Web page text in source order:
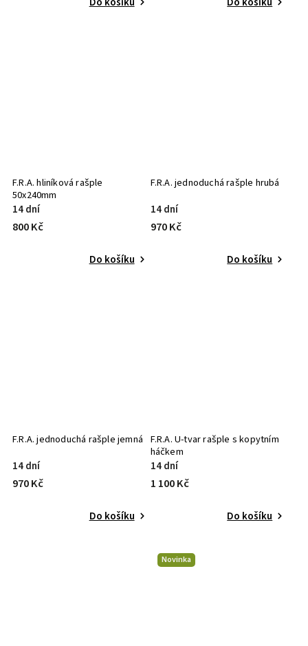
F.R.A. hliníková rašple
50x240mm
14 dní
800 Kč
Do košíku
F.R.A. jednoduchá rašple hrubá
14 dní
970 Kč
Do košíku
F.R.A. jednoduchá rašple jemná
14 dní
970 Kč
Do košíku
F.R.A. U-tvar rašple s kopytním
háčkem
14 dní
1 100 Kč
Do košíku
Novinka